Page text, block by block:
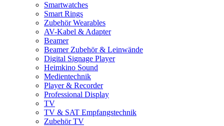
Smartwatches
Smart Rings
Zubehör Wearables
AV-Kabel & Adapter
Beamer
Beamer Zubehör & Leinwände
Digital Signage Player
Heimkino Sound
Medientechnik
Player & Recorder
Professional Display
TV
TV & SAT Empfangstechnik
Zubehör TV